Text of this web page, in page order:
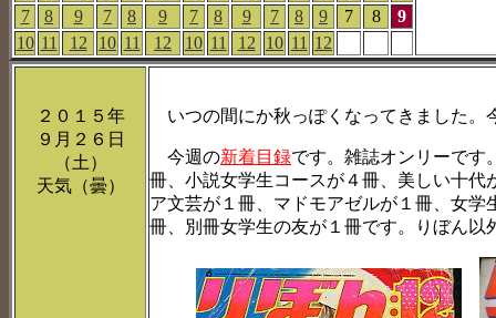
7
8 9 7 8 9 7 8 9 7 8 9 7 8
9
10 11 12 10 11 12 10 11 12 10 11 12
２０１５年
９月２６日
（土）
天気（曇）
いつの間にか秋っぽくなってきました。
今週の新着目録です。雑誌オンリーです
冊、小説女学生コースが４冊、美しい十
ア文芸が１冊、マドモアゼルが１冊、女
冊、別冊女学生の友が１冊です。りぼん以